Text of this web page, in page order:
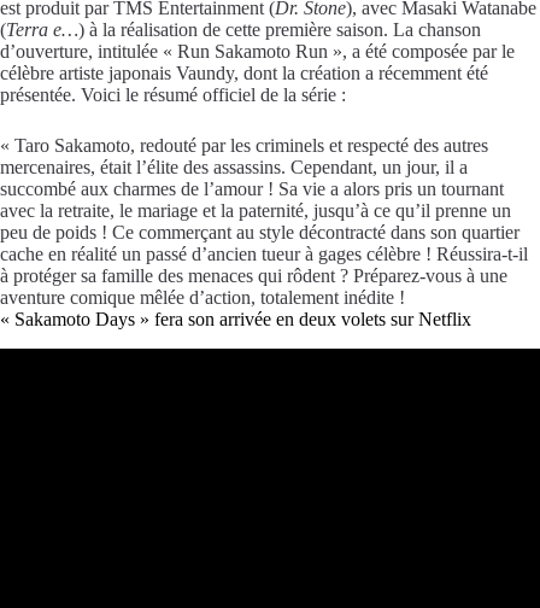
est produit par TMS Entertainment (Dr. Stone), avec Masaki Watanabe
(Terra e…) à la réalisation de cette première saison. La chanson
d’ouverture, intitulée « Run Sakamoto Run », a été composée par le
célèbre artiste japonais Vaundy, dont la création a récemment été
présentée. Voici le résumé officiel de la série :
« Taro Sakamoto, redouté par les criminels et respecté des autres
mercenaires, était l’élite des assassins. Cependant, un jour, il a
succombé aux charmes de l’amour ! Sa vie a alors pris un tournant
avec la retraite, le mariage et la paternité, jusqu’à ce qu’il prenne un
peu de poids ! Ce commerçant au style décontracté dans son quartier
cache en réalité un passé d’ancien tueur à gages célèbre ! Réussira-t-il
à protéger sa famille des menaces qui rôdent ? Préparez-vous à une
aventure comique mêlée d’action, totalement inédite !
« Sakamoto Days » fera son arrivée en deux volets sur Netflix